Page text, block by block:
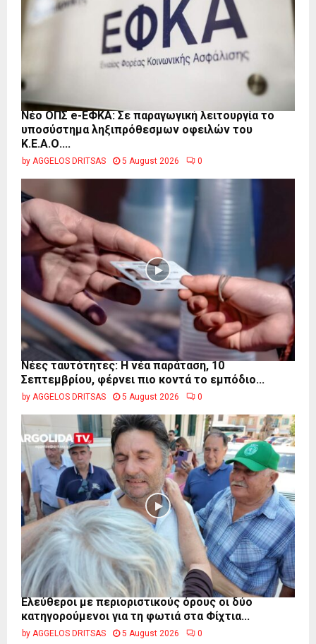
Νέο ΟΠΣ e-ΕΦΚΑ: Σε παραγωγική λειτουργία το
υποσύστημα ληξιπρόθεσμων οφειλών του
Κ.Ε.Α.Ο....
by AGGELOS DRITSAS 5 August 2026 0
Νέες ταυτότητες: Η νέα παράταση, 10
Σεπτεμβρίου, φέρνει πιο κοντά το εμπόδιο...
by AGGELOS DRITSAS 5 August 2026 0
Ελεύθεροι με περιοριστικούς όρους οι δύο
κατηγορούμενοι για τη φωτιά στα Φίχτια...
by AGGELOS DRITSAS 5 August 2026 0